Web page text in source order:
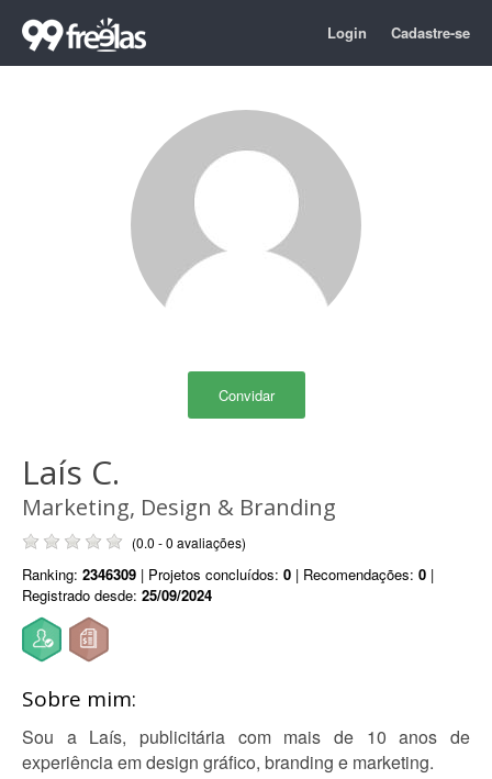
Login Cadastre-se
Convidar
Laís C.
Marketing, Design & Branding
(0.0 - 0 avaliações)
Ranking: 2346309 | Projetos concluídos: 0 | Recomendações: 0 |
Registrado desde: 25/09/2024
Sobre mim:
Sou a Laís, publicitária com mais de 10 anos de
experiência em design gráfico, branding e marketing.